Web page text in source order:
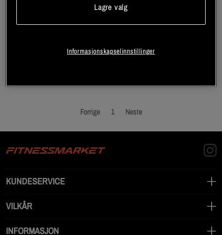
Side 1 av 1
Forrige 1 Neste
KUNDESERVICE
VILKÅR
INFORMASJON
Lagre valg
Informasjonskapselinnstillinger